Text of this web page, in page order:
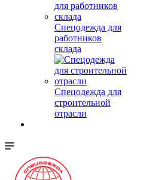
Спецодежда для
работников
склада
Спецодежда для
строительной
отрасли